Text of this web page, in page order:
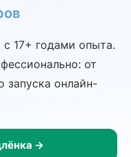
17+ годами опыта.
от
запуска онлайн-
→